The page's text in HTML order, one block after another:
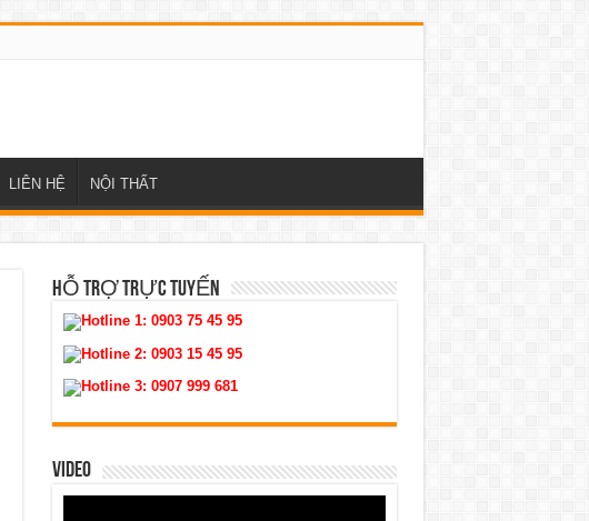
LIÊN HỆ NỘI THẤT
HỖ TRỢ TRỰC TUYẾN
Hotline 1: 0903 75 45 95
Hotline 2: 0903 15 45 95
Hotline 3: 0907 999 681
VIDEO